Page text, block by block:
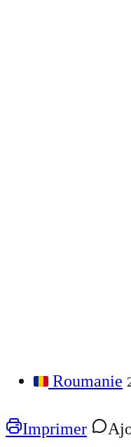
Roumanie
Imprimer